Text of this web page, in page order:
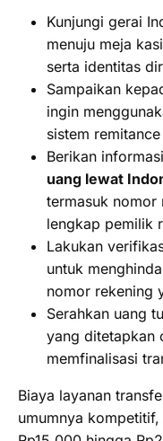
Kunjungi gerai
menuju meja
serta identitas
Sampaikan
ingin
sistem
Berikan
uang lewat
termasuk nomor
lengkap pemilik
Lakukan
untuk
nomor rekening
Serahkan uang
yang ditetapkan
memfinalisasi
Biaya layanan
umumnya